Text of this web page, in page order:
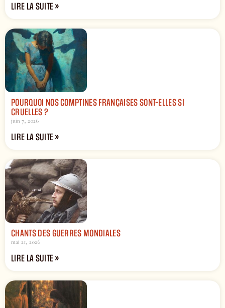
LIRE LA SUITE »
POURQUOI NOS COMPTINES FRANÇAISES SONT-ELLES SI
CRUELLES ?
juin 7, 2026
LIRE LA SUITE »
CHANTS DES GUERRES MONDIALES
mai 21, 2026
LIRE LA SUITE »